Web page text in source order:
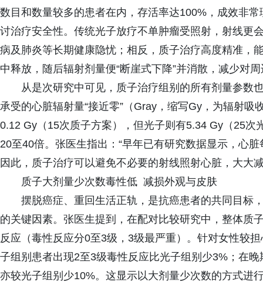
数目和数量较多的患者在内，存活率达100%，成效非
讨治疗安全性。传统光子放疗不单肿瘤受照射，射线更
病及肺炎等长期健康隐忧；相反，质子治疗高度精准，
中释放，随后辐射剂量便“断崖式下降”并消散，减少对
从是次研究中可见，质子治疗组别的所有剂量参数
承受的心脏辐射量“接近零”（Gray，缩写Gy，为辐射
0.12 Gy（15次质子方案），但光子则有5.34 Gy（25
20至40倍。张医生指出：“早年已有研究数据显示，心
因此，质子治疗可以避免不必要的射线照射心脏，大大
质子大剂量少次数毒性低 减损外观与皮肤
摆脱癌症、重回生活正轨，是抗癌患者的共同目标
的关键因素。张医生提到，在配对比较研究中，整体质
反应（毒性反应分0至3级，3级最严重）。针对女性较
子组别患者出现2至3级毒性反应比光子组别少3%；在
亦较光子组别少10%。这显示以大剂量少次数的方式进